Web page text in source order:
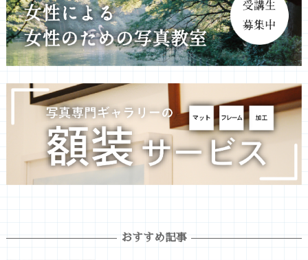
おすすめ記事